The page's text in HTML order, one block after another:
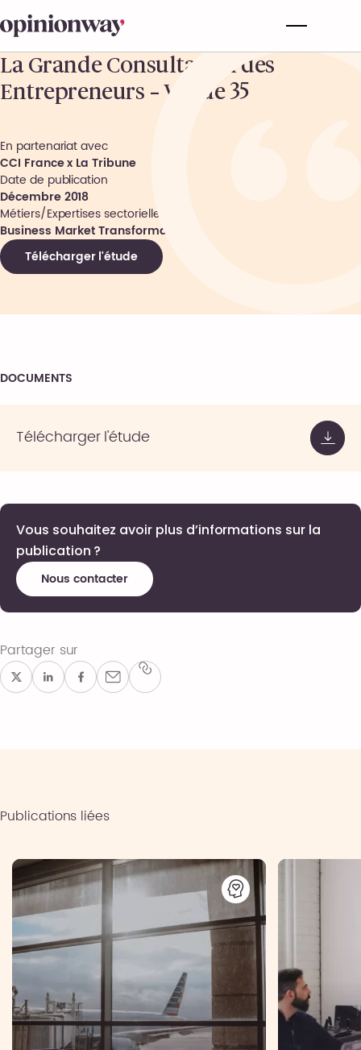
La Grande Consultation des
Entrepreneurs – Vague 35
En partenariat avec
CCI France x La Tribune
Date de publication
Décembre 2018
Métiers/Expertises sectorielles
Business Market Transformation
Télécharger l'étude
DOCUMENTS
Télécharger l'étude
Vous souhaitez avoir plus d’informations sur la
publication ?
Nous contacter
Partager sur
Publications liées